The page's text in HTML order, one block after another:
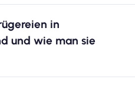
in
und wie man sie